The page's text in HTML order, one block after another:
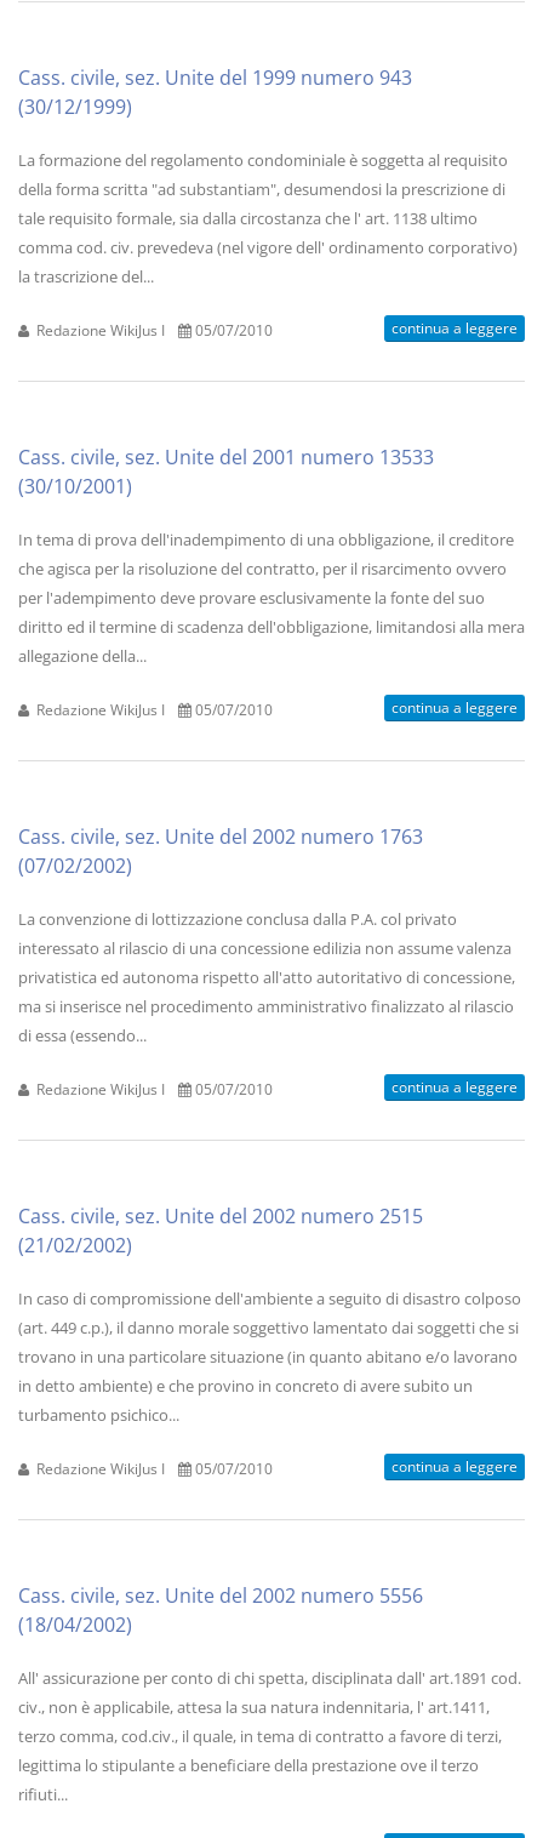
Cass. civile, sez. Unite del 1999 numero 943
(30/12/1999)
La formazione del regolamento condominiale è soggetta al requisito
della forma scritta "ad substantiam", desumendosi la prescrizione di
tale requisito formale, sia dalla circostanza che l' art. 1138 ultimo
comma cod. civ. prevedeva (nel vigore dell' ordinamento corporativo)
la trascrizione del...
Redazione WikiJus I 05/07/2010 continua a leggere
Cass. civile, sez. Unite del 2001 numero 13533
(30/10/2001)
In tema di prova dell'inadempimento di una obbligazione, il creditore
che agisca per la risoluzione del contratto, per il risarcimento ovvero
per l'adempimento deve provare esclusivamente la fonte del suo
diritto ed il termine di scadenza dell'obbligazione, limitandosi alla mera
allegazione della...
Redazione WikiJus I 05/07/2010 continua a leggere
Cass. civile, sez. Unite del 2002 numero 1763
(07/02/2002)
La convenzione di lottizzazione conclusa dalla P.A. col privato
interessato al rilascio di una concessione edilizia non assume valenza
privatistica ed autonoma rispetto all'atto autoritativo di concessione,
ma si inserisce nel procedimento amministrativo finalizzato al rilascio
di essa (essendo...
Redazione WikiJus I 05/07/2010 continua a leggere
Cass. civile, sez. Unite del 2002 numero 2515
(21/02/2002)
In caso di compromissione dell'ambiente a seguito di disastro colposo
(art. 449 c.p.), il danno morale soggettivo lamentato dai soggetti che si
trovano in una particolare situazione (in quanto abitano e/o lavorano
in detto ambiente) e che provino in concreto di avere subito un
turbamento psichico...
Redazione WikiJus I 05/07/2010 continua a leggere
Cass. civile, sez. Unite del 2002 numero 5556
(18/04/2002)
All' assicurazione per conto di chi spetta, disciplinata dall' art.1891 cod.
civ., non è applicabile, attesa la sua natura indennitaria, l' art.1411,
terzo comma, cod.civ., il quale, in tema di contratto a favore di terzi,
legittima lo stipulante a beneficiare della prestazione ove il terzo
rifiuti...